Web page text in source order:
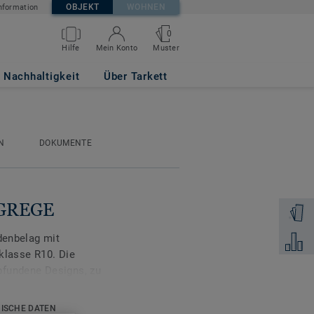
OBJEKT WOHNEN
Hilfe Mein Konto
0
Muster
Nachhaltigkeit Über Tarkett
Zum
DOKUMENTE
mit
R10. Die
in den
DATEN